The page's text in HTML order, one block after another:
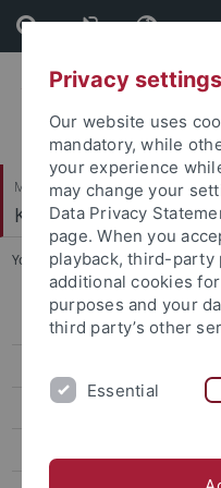
Skip
to
content
Skip
to
footer
Mathematisch-
Klinische Psychologie
You are here: Startseite ...
Prof. Dr. Jennifer Svaldi
Verwaltung
Privacy settings
Our website uses
mandatory, while
your experience
may change your
Data Privacy
page. When you
playback, third-party
additional cookies
purposes and your
third party’s other
Essential